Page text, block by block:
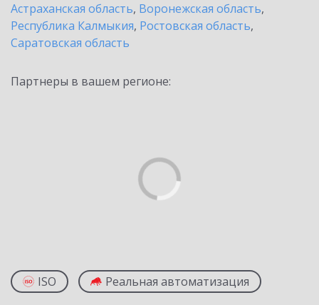
Астраханская область, Воронежская область,
Республика Калмыкия, Ростовская область,
Саратовская область
Партнеры в вашем регионе:
ISO Реальная автоматизация